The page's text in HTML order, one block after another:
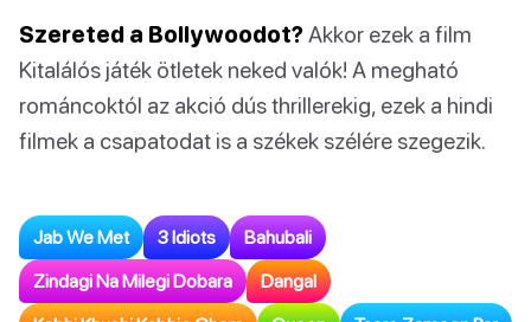
Szereted a Bollywoodot?Akkor ezek a film
Kitalálós játék ötletek neked valók! A megható
románcoktól az akció dús thrillerekig, ezek a hindi
filmek a csapatodat is a székek szélére szegezik.
Jab We Met 3 Idiots Bahubali
Zindagi Na Milegi Dobara Dangal